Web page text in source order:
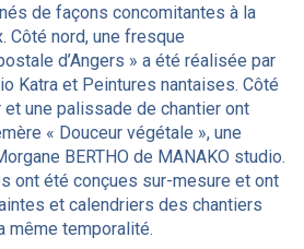
de façons concomitantes à la
Côté nord, une fresque
d’Angers » a été réalisée par
Katra et Peintures nantaises. Côté
et une palissade de chantier ont
« Douceur végétale », une
BERTHO de MANAKO studio.
ont été conçues sur-mesure et ont
et calendriers des chantiers
même temporalité.